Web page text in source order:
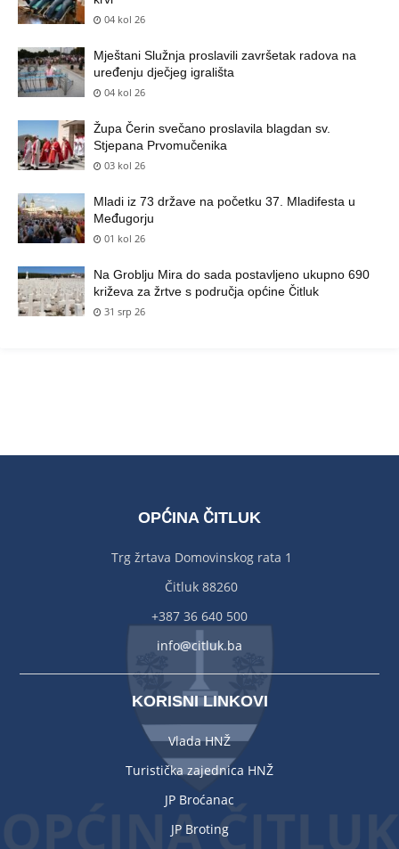
04 kol 26
Mještani Služnja proslavili završetak radova na
uređenju dječjeg igrališta
04 kol 26
Župa Čerin svečano proslavila blagdan sv.
Stjepana Prvomučenika
03 kol 26
Mladi iz 73 države na početku 37. Mladifesta u
Međugorju
01 kol 26
Na Groblju Mira do sada postavljeno ukupno 690
križeva za žrtve s područja općine Čitluk
31 srp 26
OPĆINA ČITLUK
Trg žrtava Domovinskog rata 1
Čitluk 88260
+387 36 640 500
info@citluk.ba
KORISNI LINKOVI
Vlada HNŽ
Turistička zajednica HNŽ
JP Broćanac
JP Broting